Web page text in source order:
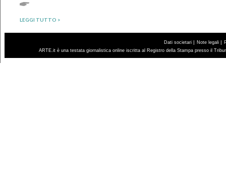
LEGGI TUTTO >
Dati societari | Note legali |
ARTE.it è una testata giornalistica online iscritta al Registro della Stampa presso il